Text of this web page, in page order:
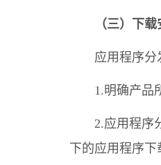
（三）下
应用程序
1.明确产品
2.应用程序
下的应用程序